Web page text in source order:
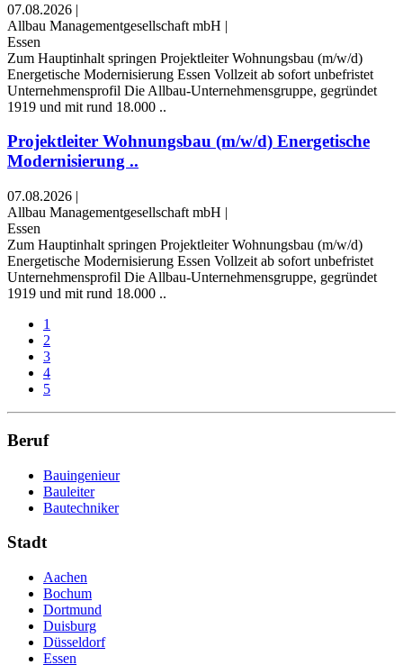
07.08.2026 |
Allbau Managementgesellschaft mbH |
Essen
Zum Hauptinhalt springen Projektleiter Wohnungsbau (m/w/d)
Energetische Modernisierung Essen Vollzeit ab sofort unbefristet
Unternehmensprofil Die Allbau-Unternehmensgruppe, gegründet
1919 und mit rund 18.000 ..
Projektleiter Wohnungsbau (m/w/d) Energetische
Modernisierung ..
07.08.2026 |
Allbau Managementgesellschaft mbH |
Essen
Zum Hauptinhalt springen Projektleiter Wohnungsbau (m/w/d)
Energetische Modernisierung Essen Vollzeit ab sofort unbefristet
Unternehmensprofil Die Allbau-Unternehmensgruppe, gegründet
1919 und mit rund 18.000 ..
1
2
3
4
5
Beruf
Bauingenieur
Bauleiter
Bautechniker
Stadt
Aachen
Bochum
Dortmund
Duisburg
Düsseldorf
Essen